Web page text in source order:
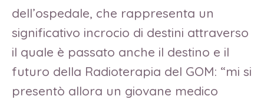
dell’ospedale, che rappresenta un
significativo incrocio di destini attraverso
il quale è passato anche il destino e il
futuro della Radioterapia del GOM: “mi si
presentò allora un giovane medico